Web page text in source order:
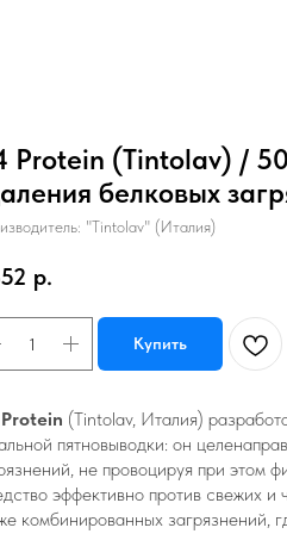
Protein (Tintolav) /
белковых
"Tintolav" (Италия)
р.
Купить
(Tintolav, Италия)
пятновыводки: он
не провоцируя при этом
эффективно против свежих и
комбинированных загрязнений,